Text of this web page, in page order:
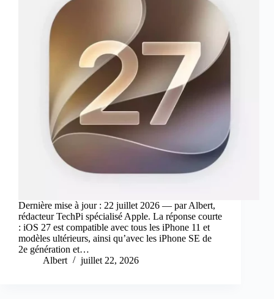
Dernière mise à jour : 22 juillet 2026 — par Albert,
rédacteur TechPi spécialisé Apple. La réponse courte
: iOS 27 est compatible avec tous les iPhone 11 et
modèles ultérieurs, ainsi qu’avec les iPhone SE de
2e génération et…
Albert
juillet 22, 2026